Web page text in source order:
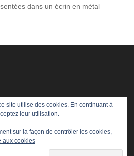
dans un écrin en métal
site utilise des cookies. En continuant à
leur utilisation.
sur la façon de contrôler les cookies,
aux cookies